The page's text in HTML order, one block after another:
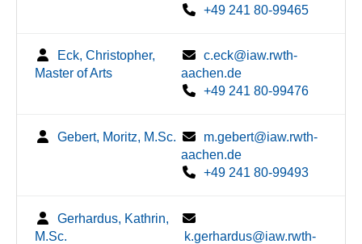
+49 241 80-99465
Eck, Christopher,
Master of Arts
c.eck@iaw.rwth-
aachen.de
+49 241 80-99476
Gebert, Moritz, M.Sc.
m.gebert@iaw.rwth-
aachen.de
+49 241 80-99493
Gerhardus, Kathrin,
M.Sc.
k.gerhardus@iaw.rwth-